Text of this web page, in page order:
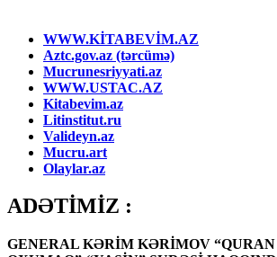
WWW.KİTABEVİM.AZ
Aztc.gov.az (tərcümə)
Mucrunesriyyati.az
WWW.USTAC.AZ
Kitabevim.az
Litinstitut.ru
Valideyn.az
Mucru.art
Olaylar.az
ADƏTİMİZ :
GENERAL KƏRİM KƏRİMOV “QURAN